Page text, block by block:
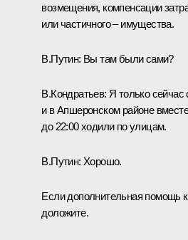
возмещения, компенсации
или частичного – имущества.
В.Путин: Вы там были сами?
В.Кондратьев: Я только сейчас
и в Апшеронском районе
до 22:00 ходили по улицам.
В.Путин: Хорошо.
Если дополнительная помощь
доложите.